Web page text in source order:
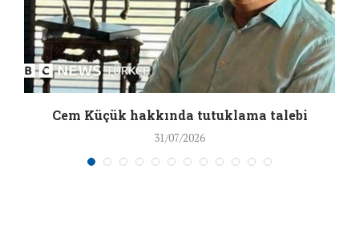
Cem Küçük hakkında tutuklama talebi
31/07/2026